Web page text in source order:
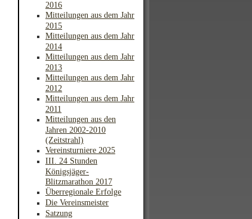
2016
Mitteilungen aus dem Jahr
2015
Mitteilungen aus dem Jahr
2014
Mitteilungen aus dem Jahr
2013
Mitteilungen aus dem Jahr
2012
Mitteilungen aus dem Jahr
2011
Mitteilungen aus den
Jahren 2002-2010
(Zeitstrahl)
Vereinsturniere 2025
III. 24 Stunden
Königsjäger-
Blitzmarathon 2017
Überregionale Erfolge
Die Vereinsmeister
Satzung